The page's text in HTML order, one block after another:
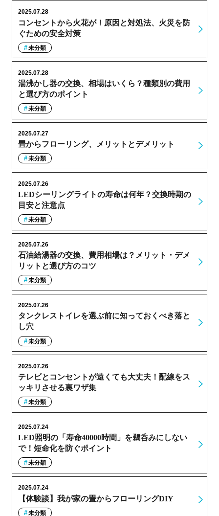
コンセントから火花が！原因と対処法、火災を防
ぐための安全対策
2025.07.28
未分類
湯沸かし器の交換、相場はいくら？種類別の費用
と選び方のポイント
2025.07.28
未分類
畳からフローリング、メリットとデメリット
2025.07.27
未分類
LEDシーリングライトの寿命は何年？交換時期の
目安と注意点
2025.07.26
未分類
石油給湯器の交換、費用相場は？メリット・デメ
リットと選び方のコツ
2025.07.26
未分類
タンクレストイレを選ぶ前に知っておくべき落と
し穴
2025.07.26
未分類
テレビとコンセントが遠くても大丈夫！配線をス
ッキリさせる裏ワザ集
2025.07.26
未分類
LED照明の「寿命40000時間」を鵜呑みにしない
で！短命化を防ぐポイント
2025.07.24
未分類
【体験談】我が家の畳からフローリングDIY
2025.07.24
未分類